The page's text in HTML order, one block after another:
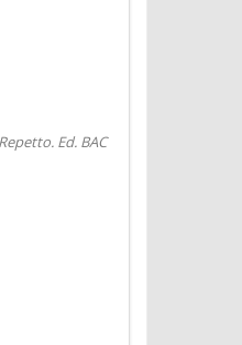
Ed. BAC